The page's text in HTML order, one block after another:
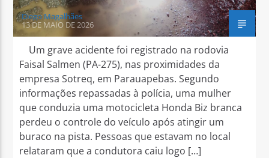
Diego Magalhães
13 DE MAIO DE 2026
Um grave acidente foi registrado na rodovia
Faisal Salmen (PA-275), nas proximidades da
empresa Sotreq, em Parauapebas. Segundo
informações repassadas à polícia, uma mulher
que conduzia uma motocicleta Honda Biz branca
perdeu o controle do veículo após atingir um
buraco na pista. Pessoas que estavam no local
relataram que a condutora caiu logo […]